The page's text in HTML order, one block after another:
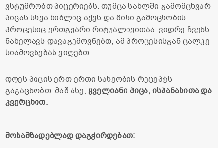
ვსტუმრობთ პიცერიებს. თუმცა სახლში გამომცხვარ
პიცას სხვა ხიბლიც აქვს და მისი გამოცხობის
პროცესიც ერთგვარი რიტუალივითაა. ვიდრე ჩვენს
ნახელავს დავაგემოვნებთ, ამ პროცესისგან ცალკე
სიამოვნებას ვიღებთ.
დღეს პიცის ერთ-ერთი სახეობის რეცეპტს
გაგაცნობთ. მაშ ასე, ყველიანი პიცა, ისპანახითა და
კვერცხით.
მოსამზადებლად დაგჭირდებათ: